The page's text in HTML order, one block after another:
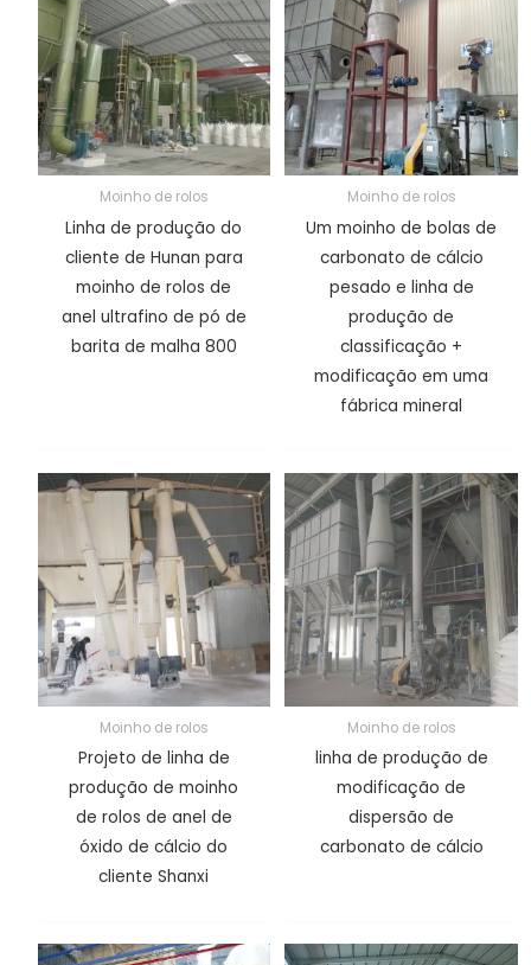
Moinho de rolos
Linha de produção do
cliente de Hunan para
moinho de rolos de
anel ultrafino de pó de
barita de malha 800
Moinho de rolos
Um moinho de bolas de
carbonato de cálcio
pesado e linha de
produção de
classificação +
modificação em uma
fábrica mineral
Moinho de rolos
Projeto de linha de
produção de moinho
de rolos de anel de
óxido de cálcio do
cliente Shanxi
Moinho de rolos
linha de produção de
modificação de
dispersão de
carbonato de cálcio